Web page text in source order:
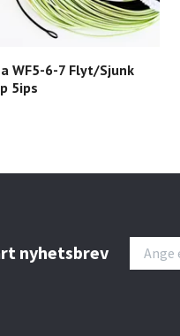
WF5-6-7 Flyt/Sjunk
5ips
nyhetsbrev